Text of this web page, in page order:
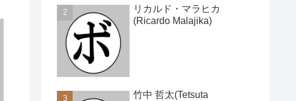
リカルド・マラヒカ
(Ricardo Malajika)
竹中 哲太(Tetsuta